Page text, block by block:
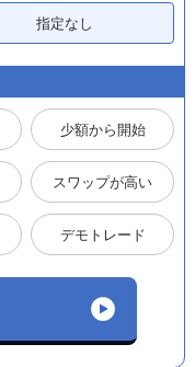
指定なし
少額から開始
スワップが高い
デモトレード